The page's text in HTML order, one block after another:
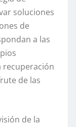
soluciones
de
a las
recuperación
de las
de la